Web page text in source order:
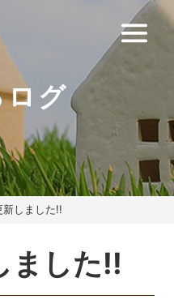
ログ
新しました!!
ました!!